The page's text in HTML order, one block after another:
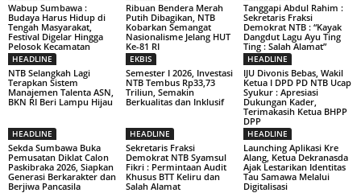
Wabup Sumbawa :
Budaya Harus Hidup di
Tengah Masyarakat,
Festival Digelar Hingga
Pelosok Kecamatan
Ribuan Bendera Merah
Putih Dibagikan, NTB
Kobarkan Semangat
Nasionalisme Jelang HUT
Ke-81 RI
Tanggapi Abdul Rahim :
Sekretaris Fraksi
Demokrat NTB : “Kayak
Dangdut Lagu Ayu Ting
Ting : Salah Alamat”
HEADLINE
NTB Selangkah Lagi
Terapkan Sistem
Manajemen Talenta ASN,
BKN RI Beri Lampu Hijau
EKBIS
Semester I 2026, Investasi
NTB Tembus Rp33,73
Triliun, Semakin
Berkualitas dan Inklusif
HEADLINE
IJU Divonis Bebas, Wakil
Ketua I DPD PD NTB Ucap
Syukur : Apresiasi
Dukungan Kader,
Terimakasih Ketua BHPP
DPP
HEADLINE
Sekda Sumbawa Buka
Pemusatan Diklat Calon
Paskibraka 2026, Siapkan
Generasi Berkarakter dan
Berjiwa Pancasila
HEADLINE
Sekretaris Fraksi
Demokrat NTB Syamsul
Fikri : Permintaan Audit
Khusus BTT Keliru dan
Salah Alamat
HEADLINE
Launching Aplikasi Kre
Alang, Ketua Dekranasda
Ajak Lestarikan Identitas
Tau Samawa Melalui
Digitalisasi